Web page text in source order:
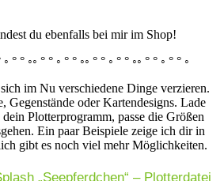
du ebenfalls bei mir im Shop!
° ° ◦◦ ° ° ◦ ° ° ◦◦ ° ° ◦ ° ° ◦◦ ° ° ◦ ° ° ◦
im Nu verschiedene Dinge verzieren.
Gegenstände oder Kartendesigns. Lade
Plotterprogramm, passe die Größen
Ein paar Beispiele zeige ich dir in
gibt es noch viel mehr Möglichkeiten.
„Seepferdchen“ – Plotterdatei